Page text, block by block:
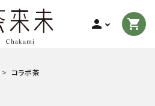
person shopping_cart
search
コラボ茶